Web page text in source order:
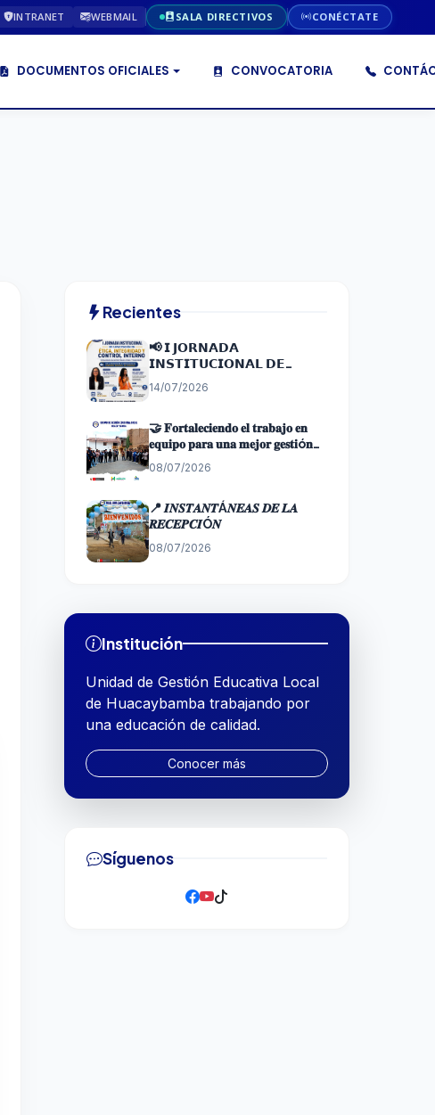
INTRANET WEBMAIL SALA DIRECTIVOS CONÉCTATE
DOCUMENTOS OFICIALES CONVOCATORIA
Recientes
📢 𝗜 𝗝𝗢𝗥𝗡𝗔𝗗𝗔
𝗜𝗡𝗦𝗧𝗜𝗧𝗨𝗖𝗜𝗢𝗡𝗔𝗟 𝗗𝗘
𝗖𝗔𝗣𝗔𝗖𝗜𝗧𝗔𝗖𝗜Ó𝗡 𝗘𝗡 É𝗧𝗜𝗖𝗔,
𝗜𝗡𝗧𝗘𝗚𝗥𝗜𝗗𝗔𝗗 𝗬 𝗖𝗢𝗡𝗧𝗥𝗢𝗟
14/07/2026
🤝 𝐅𝐨𝐫𝐭𝐚𝐥𝐞𝐜𝐢𝐞𝐧𝐝𝐨 𝐞𝐥 𝐭𝐫𝐚𝐛𝐚𝐣𝐨 𝐞𝐧
𝐞𝐪𝐮𝐢𝐩𝐨 𝐩𝐚𝐫𝐚 𝐮𝐧𝐚 𝐦𝐞𝐣𝐨𝐫 𝐠𝐞𝐬𝐭𝐢ó𝐧
𝐞𝐝𝐮𝐜𝐚𝐭𝐢𝐯𝐚✨
08/07/2026
📍 𝑰𝑵𝑺𝑻𝑨𝑵𝑻Á𝑵𝑬𝑨𝑺 𝑫𝑬 𝑳𝑨
𝑹𝑬𝑪𝑬𝑷𝑪𝑰Ó𝑵
08/07/2026
Institución
Unidad de Gestión Educativa Local
de Huacaybamba trabajando por
una educación de calidad.
Conocer más
Síguenos